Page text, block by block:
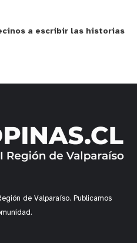
a escribir las historias
de Valparaíso. Publicamos